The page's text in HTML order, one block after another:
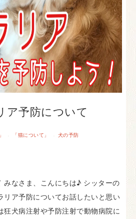
ア予防について
· 「猫について」 · 犬の予防
みなさま、こんにちは♪ シッターの
リア予防についてお話したいと思い
狂犬病注射や予防注射で動物病院に